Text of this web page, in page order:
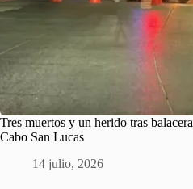
Tres muertos y un herido tras
Cabo San Lucas
14 julio, 2026